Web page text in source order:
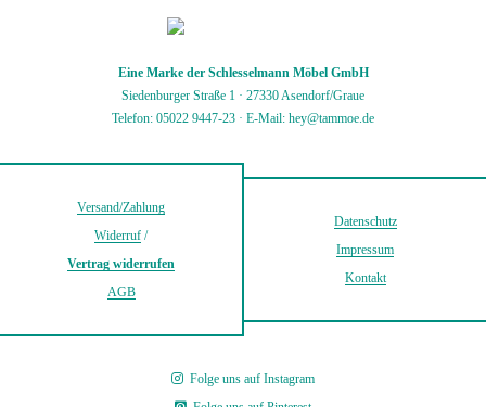
Eine Marke der Schlesselmann Möbel GmbH
Siedenburger Straße 1 · 27330 Asendorf/Graue
Telefon: 05022 9447-23 · E-Mail: hey@tammoe.de
Versand/Zahlung
Widerruf /
Vertrag widerrufen
AGB
Datenschutz
Impressum
Kontakt
Folge uns auf Instagram